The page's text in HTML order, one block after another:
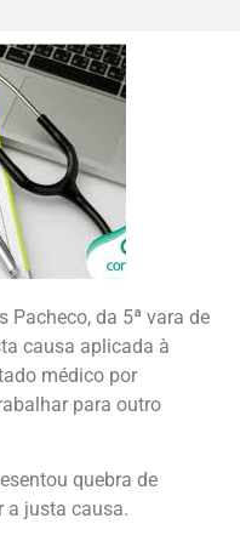
Pacheco, da 5ª vara de
causa aplicada à
médico por
para outro
quebra de
a justa causa.